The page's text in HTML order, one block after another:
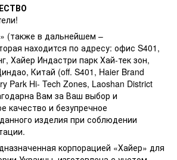
(также в дальнейшем –
находится по адресу: офис S401,
Хайер Индастри парк Хай-тек зон,
Китай (off. S401, Haier Brand
Park Hi- Tech Zones, Laoshan District
Вам за Ваш выбор и
качество и безупречное
изделия при соблюдении
корпорацией «Хайер» для